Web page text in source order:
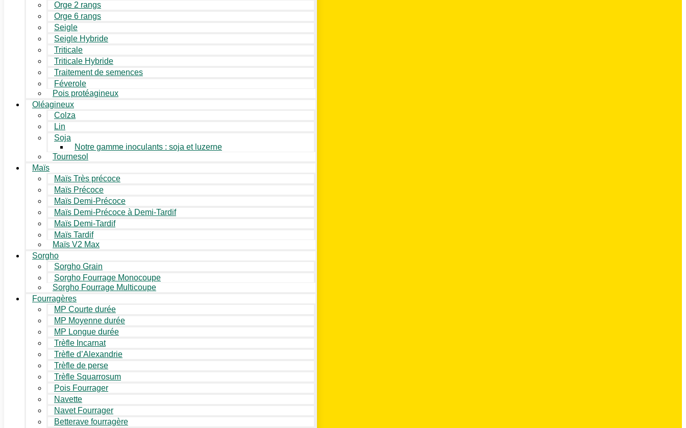
Orge 2 rangs
Orge 6 rangs
Seigle
Seigle Hybride
Triticale
Triticale Hybride
Traitement de semences
Féverole
Pois protéagineux
Oléagineux
Colza
Lin
Soja
Notre gamme inoculants : soja et luzerne
Tournesol
Maïs
Maïs Très précoce
Maïs Précoce
Maïs Demi-Précoce
Maïs Demi-Précoce à Demi-Tardif
Maïs Demi-Tardif
Maïs Tardif
Maïs V2 Max
Sorgho
Sorgho Grain
Sorgho Fourrage Monocoupe
Sorgho Fourrage Multicoupe
Fourragères
MP Courte durée
MP Moyenne durée
MP Longue durée
Trèfle Incarnat
Trèfle d’Alexandrie
Trèfle de perse
Trèfle Squarrosum
Pois Fourrager
Navette
Navet Fourrager
Betterave fourragère